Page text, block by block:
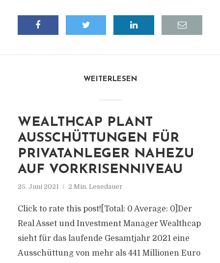
WEITERLESEN
WEALTHCAP PLANT
AUSSCHÜTTUNGEN FÜR
PRIVATANLEGER NAHEZU
AUF VORKRISENNIVEAU
25. Juni 2021 2 Min. Lesedauer
Click to rate this post![Total: 0 Average: 0]Der
Real Asset und Investment Manager Wealthcap
sieht für das laufende Gesamtjahr 2021 eine
Ausschüttung von mehr als 441 Millionen Euro